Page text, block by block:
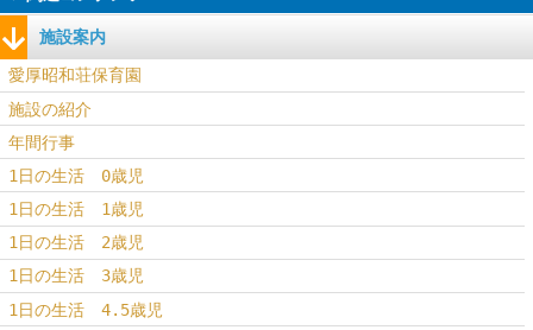
施設案内
愛厚昭和荘保育園
施設の紹介
年間行事
1日の生活 0歳児
1日の生活 1歳児
1日の生活 2歳児
1日の生活 3歳児
1日の生活 4.5歳児